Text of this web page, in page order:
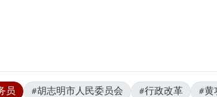
员 #胡志明市人民委员会 #行政改革 #黄